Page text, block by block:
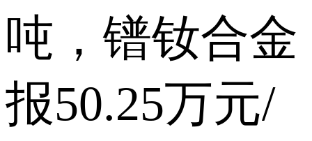
吨，镨钕合金
报50.25万元/